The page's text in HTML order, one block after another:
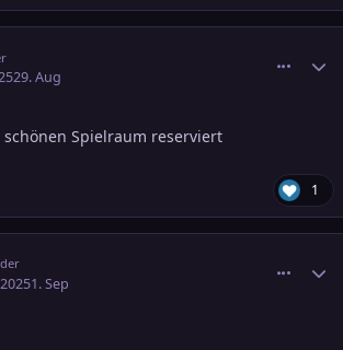
29. Aug
Spielraum reserviert
1
1. Sep